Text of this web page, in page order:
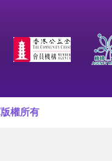
權所有